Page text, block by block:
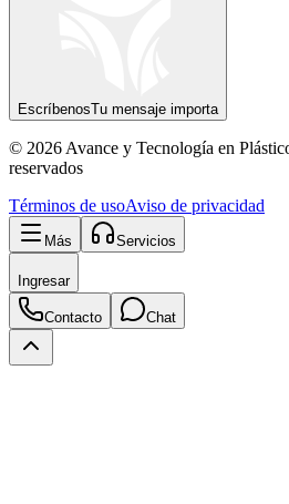
EscríbenosTu mensaje importa
© 2026 Avance y Tecnología en
reservados
Términos de usoAviso de privacidad
Más Servicios
Ingresar
Contacto Chat